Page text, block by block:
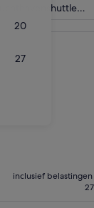
20
27
Luchthavenshuttle
inbegrepen
inclusief